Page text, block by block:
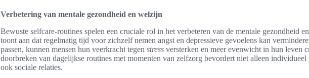
Verbetering van mentale gezondheid en welzijn
Bewuste selfcare-routines spelen een cruciale rol in het verbeteren van de mentale gezondheid
toont aan dat regelmatig tijd voor zichzelf nemen angst en depressieve gevoelens kan
passen, kunnen mensen hun veerkracht tegen stress versterken en meer evenwicht in hun leven
doorbreken van dagelijkse routines met momenten van zelfzorg bevordert niet alleen
ook sociale relaties.